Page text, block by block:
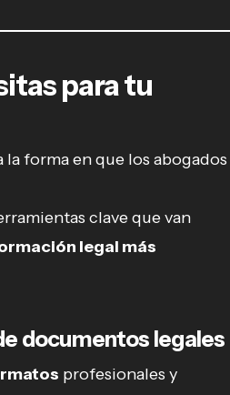
para tu
forma en que los abogados
clave que van
legal más
documentos legales
profesionales y